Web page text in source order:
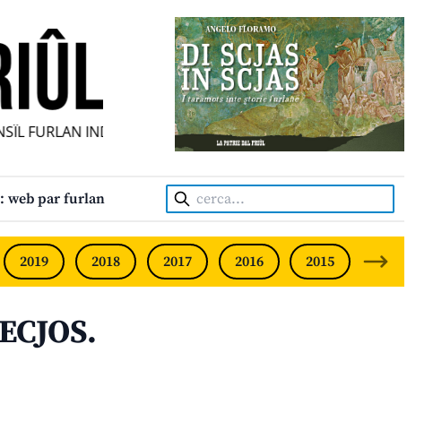
FURLAN INDIPENDENT • INDEPENDENT FRIULIAN MONTHLY
web par furlan Cerca:
2019 2018 2017 2016 2015 2014